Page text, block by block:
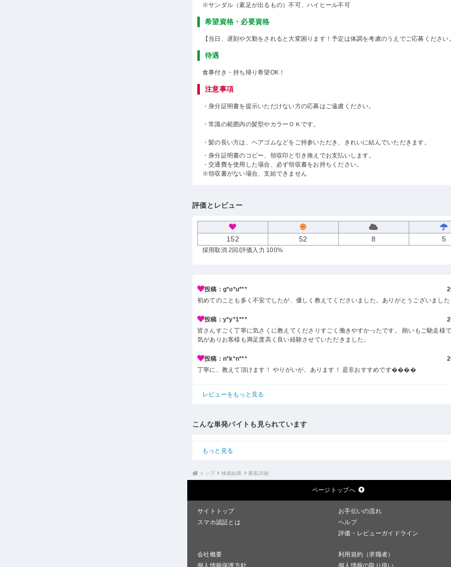
※サンダル（素足が出るもの）不可、ハイヒール不可
希望資格・必要資格
【当日、遅刻や欠勤をされると大変困ります！予定は体調を考慮のうえでご応募ください
待遇
食事付き・持ち帰り希望OK！
注意事項
・身分証明書を提示いただけない方の応募はご遠慮ください。
・常識の範囲内の髪型やカラーＯＫです。
・髪の長い方は、ヘアゴムなどをご持参いただき、きれいに結んでいただきます。
・身分証明書のコピー、領収印と引き換えでお支払いします。
・交通費を使用した場合、必ず領収書をお持ちください。
※領収書がない場合、支給できません
評価とレビュー
152 52 8 5
採用取消 2回 /評価入力 100%
投稿：g*o*u***
初めてのことも多く不安でしたが、優しく教えてくださいました。ありがとうございました
投稿：y*y*1***
皆さんすごく丁寧に気さくに教えてくださりすごく働きやすかったです。 賄いもご馳走様
気がありお客様も満足度高く良い経験させていただきました。
投稿：n*k*n***
丁寧に、教えて頂けます！ やりがいが、あります！ 是非おすすめです����
レビューをもっと見る
こんな単発バイトも見られています
もっと見る
トップ 検索結果 募集詳細
ページトップへ
サイトトップ
お手伝いの流れ
スマホ認証とは
ヘルプ
評価・レビューガイドライン
会社概要
利用規約（求職者）
個人情報保護方針
個人情報の取り扱い